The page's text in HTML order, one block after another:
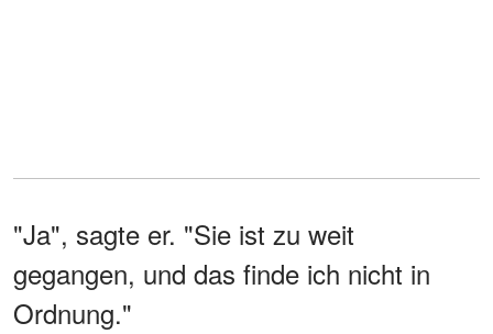
"Ja", sagte er. "Sie ist zu weit
gegangen, und das finde ich nicht in
Ordnung."